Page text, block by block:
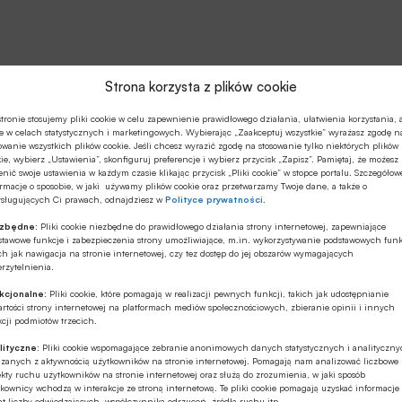
Strona korzysta z plików cookie
stosujemy pliki cookie w celu zapewnienie prawidłowego działania, ułatwienia korzystania, a
w celach statystycznych i marketingowych. Wybierając „Zaakceptuj wszystkie” wyrażasz zgodę
wszystkich plików cookie. Jeśli chcesz wyrazić zgodę na stosowanie tylko niektórych plików
wybierz „Ustawienia”, skonfiguruj preferencje i wybierz przycisk „Zapisz”. Pamiętaj, że możesz
swoje ustawienia w każdym czasie klikając przycisk „Pliki cookie” w stopce portalu.
o sposobie, w jaki używamy plików cookie oraz przetwarzamy Twoje dane, a także o
Ci prawach, odnajdziesz wPolityce prywatności
Pliki cookie niezbędne do prawidłowego działania strony internetowej, zapewniające
funkcje i zabezpieczenia strony umożliwiające, m.in. wykorzystywanie podstawowych
jak nawigacja na stronie internetowej, czy tez dostęp do jej obszarów wymagających
Pliki cookie, które pomagają w realizacji pewnych funkcji, takich jak udostępnianie
strony internetowej na platformach mediów społecznościowych, zbieranie opinii i innych
podmiotów trzecich.
Pliki cookie wspomagające zebranie anonimowych danych statystycznych i
z aktywnością użytkowników na stronie internetowej. Pomagają nam analizować liczbowe
ruchu użytkowników na stronie internetowej oraz służą do zrozumienia, w jaki sposób
wchodzą w interakcje ze stroną internetową. Te pliki cookie pomagają uzyskać informacje
kwartale i całym roku 2025 odpowiadają
przede wszystkim strategiczne przejęcia w Wielkiej
do ponad 61 000, czytamy w komunikacie
firmy.
InPost otrzymał wartą 6 mld euro ofertę
private equity Advent International jest częścią
które stoi za wartą 6 mld euro ofertą
InPostu, operatora logistycznego dla branży
commerce – poinformował Sky News, nie podając
swojej informacji.
03.12.2025 14:25
rozpoczął w Wielkiej Brytanii
strategiczną z eBay
partnerstwo zapewni klientom eBay w Wielkiej